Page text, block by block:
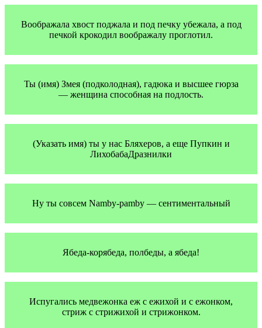
Воображала хвост поджала и под печку убежала, а под
печкой крокодил воображалу проглотил.
Ты (имя) Змея (подколодная), гадюка и высшее гюрза
— женщина способная на подлость.
(Указать имя) ты у нас Бляхеров, а еще Пупкин и
ЛихобабаДразнилки
Ну ты совсем Namby-pamby — сентиментальный
Ябеда-корябеда, полбеды, а ябеда!
Испугались медвежонка еж с ежихой и с ежонком,
стриж с стрижихой и стрижонком.